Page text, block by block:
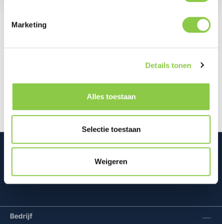
Marketing
Details tonen
Alles toestaan
Selectie toestaan
Weigeren
Beschrijving
Bescherm je iPhone 17 Pro Max met de BeHello
Mconomy BV
Bedrijf